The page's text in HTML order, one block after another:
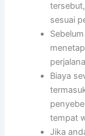
sesuai
Biaya
tempat
Jika